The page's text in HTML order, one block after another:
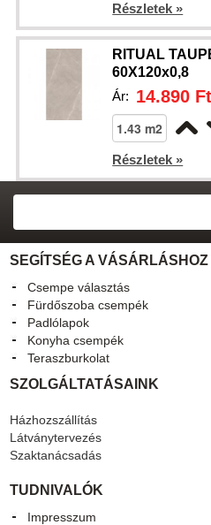
Részletek »
RITUAL
60X120x0,8
Ár: 14.890
Részletek »
SEGÍTSÉG A VÁSÁRLÁSHOZ
Csempe választás
Fürdőszoba csempék
Padlólapok
Konyha csempék
Teraszburkolat
SZOLGÁLTATÁSAINK
Házhozszállítás
Látványtervezés
Szaktanácsadás
TUDNIVALÓK
Impresszum